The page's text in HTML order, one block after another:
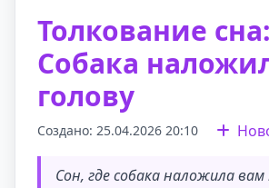
Толкование сна:
Собака
голову
Создано: 25.04.2026 20:10
Сон, где собака наложила вам